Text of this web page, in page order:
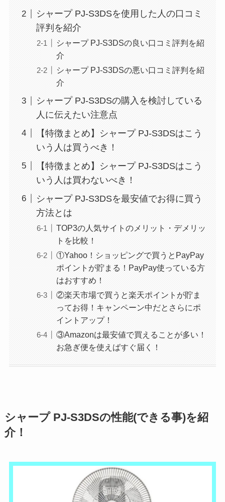
シャープ PJ-S3DSを使用した人の口コミ
評判を紹介
シャープ PJ-S3DSの良い口コミ評判を紹
介
シャープ PJ-S3DSの悪い口コミ評判を紹
介
シャープ PJ-S3DSの購入を検討している
人に伝えたい注意点
【特徴まとめ】シャープ PJ-S3DSはこう
いう人は買うべき！
【特徴まとめ】シャープ PJ-S3DSはこう
いう人は買わないべき！
シャープ PJ-S3DSを最安値でお得に買う
方法とは
TOP3の人気サイトのメリット・デメリッ
トを比較！
①Yahoo！ショッピングで買うとPayPay
ポイントが貯まる！PayPay使っている方
はおすすめ！
②楽天市場で買うと楽天ポイントが貯ま
ってお得！キャンペーン中だとさらにポ
イントアップ！
③Amazonは最安値で買えることが多い！
お急ぎ便を使えばすぐ届く！
シャープ PJ-S3DSの性能(できる事)を紹
介！